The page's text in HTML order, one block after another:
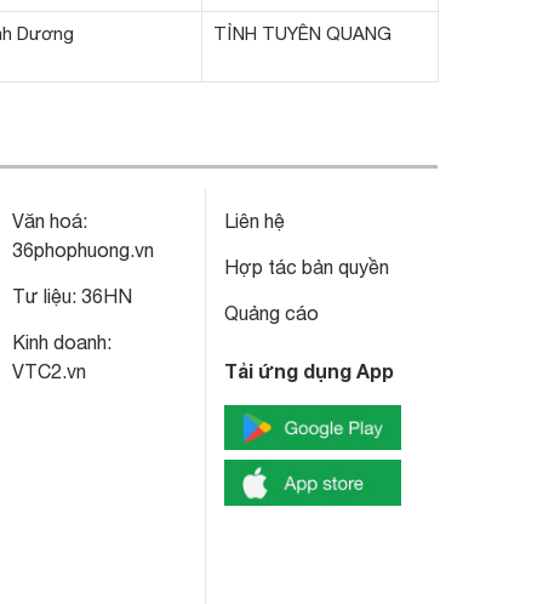
Dương TỈNH TUYÊN QUANG
Văn hoá:
36phophuong.vn
Tư liệu: 36HN
Kinh doanh:
VTC2.vn
Liên hệ
Hợp tác bản quyền
Quảng cáo
Tải ứng dụng App